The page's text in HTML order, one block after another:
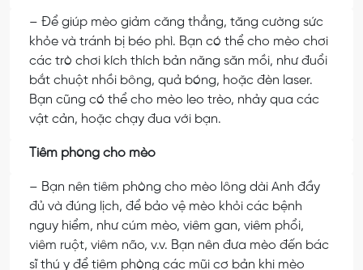
– Để giúp mèo giảm căng thẳng, tăng cường sức
khỏe và tránh bị béo phì. Bạn có thể cho mèo chơi
các trò chơi kích thích bản năng săn mồi, như đuổi
bắt chuột nhồi bông, quả bóng, hoặc đèn laser.
Bạn cũng có thể cho mèo leo trèo, nhảy qua các
vật cản, hoặc chạy đua với bạn.
Tiêm phòng cho mèo
– Bạn nên tiêm phòng cho mèo lông dài Anh đầy
đủ và đúng lịch, để bảo vệ mèo khỏi các bệnh
nguy hiểm, như cúm mèo, viêm gan, viêm phổi,
viêm ruột, viêm não, v.v. Bạn nên đưa mèo đến bác
sĩ thú y để tiêm phòng các mũi cơ bản khi mèo